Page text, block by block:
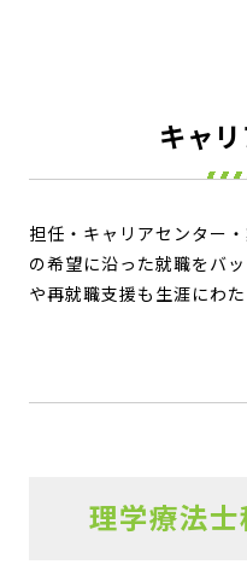
キャ
担任・キャリアセンター
の希望に沿った就職をバ
や再就職支援も生涯にわ
理学療法